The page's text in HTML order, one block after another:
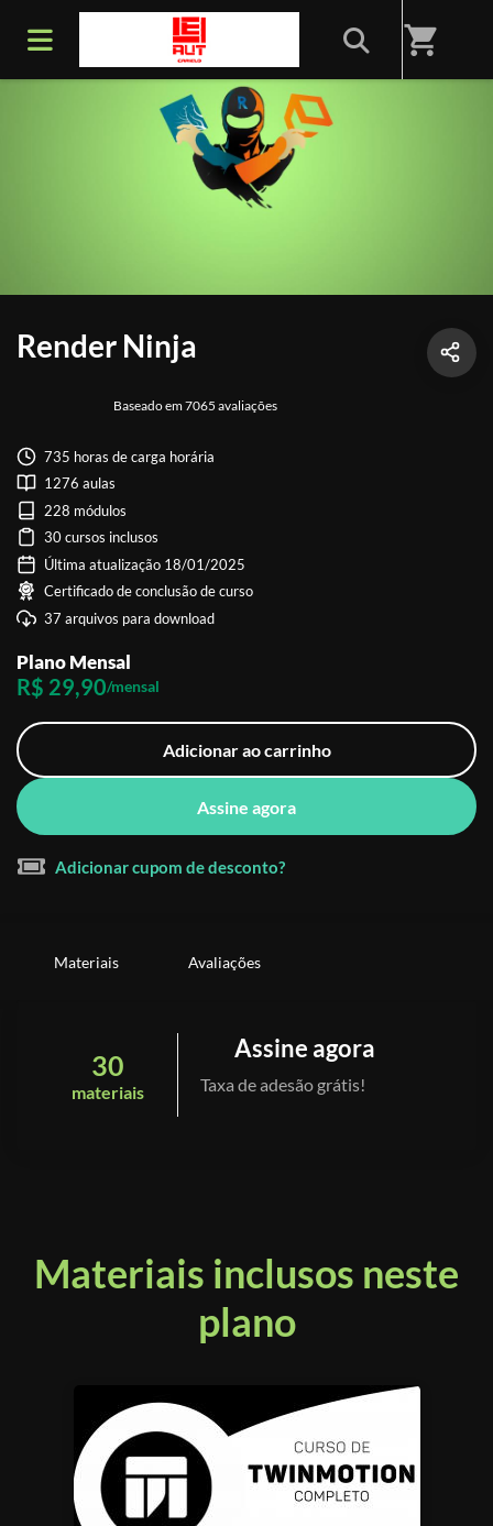
shopping_cart
Render Ninja
Baseado em 7065 avaliações
735 horas de carga horária
1276 aulas
228 módulos
30 cursos inclusos
Última atualização 18/01/2025
Certificado de conclusão de curso
37 arquivos para download
Plano Mensal
R$ 29,90/mensal
Adicionar ao carrinho
Assine agora
Adicionar cupom de desconto?
Materiais Avaliações
30
materiais
Assine agora
Taxa de adesão grátis!
Materiais inclusos neste
plano